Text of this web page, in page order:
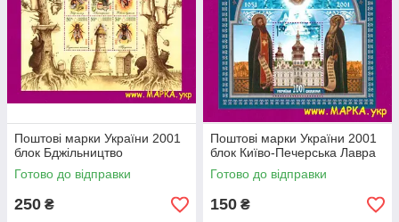
Поштові марки України 2001
блок Бджільництво
Готово до відправки
250 ₴
Поштові марки України 2001
блок Київо-Печерська Лавра
Готово до відправки
150 ₴